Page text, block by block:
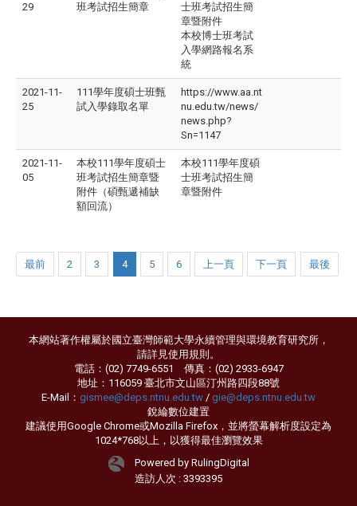
29
班考試招生簡章
士班考試招生簡
章暨附件
本校博士班考試
入學網路報名系
統
2021-11-
25
111學年度碩士班甄
試入學錄取名單
https://www.aa.nt
nu.edu.tw/news/
news.php?
Sn=1147
2021-11-
05
本校111學年度碩士
班考試招生簡章暨
附件（碩甄遞補缺
額回流）
本校111學年度碩
士班考試招生簡
章暨附件
最前 2 3 4 5 6 上一頁 下一頁 最後
本網站著作權屬於國立臺灣師範大學永續管理與環境教育研究所，
請詳見使用規則 。
電話：(02) 7749-6551 傳真：(02) 2933-6947
地址：116059 臺北市文山區汀州路四段88號
E-Mail： gismee@deps.ntnu.edu.tw / gie@deps.ntnu.edu.tw
銳綸數位建置
建議使用Google Chrome或Mozilla Firefox，並將螢幕解析度設定為
1024*768以上，以獲得最佳瀏覽效果
Powered by RulingDigital
造訪人次 : 3393395